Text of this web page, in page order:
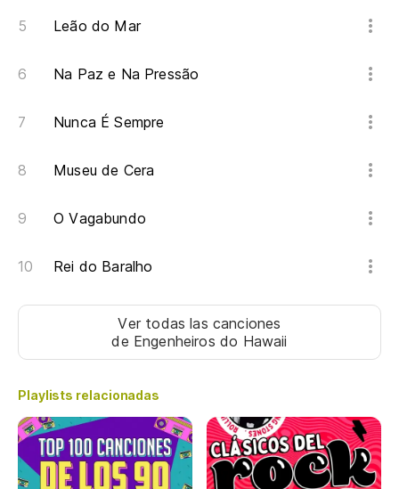
Leão do Mar
Na Paz e Na Pressão
Nunca É Sempre
Museu de Cera
O Vagabundo
Rei do Baralho
Ver todas las canciones
de Engenheiros do Hawaii
Playlists relacionadas